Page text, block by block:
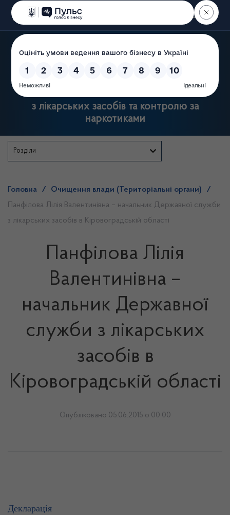
Пошук
Державна служба України
з лікарських засобів та контролю за
наркотиками
Розділи
Головна / Очищення влади (Територіальні органи)
/
Панфілова Лілія Валентинівна – начальник Державної служби
з лікарських засобів в Кіровоградській області
Панфілова Лілія
Валентинівна –
начальник Державної
служби з лікарських
засобів в
Кіровоградській області
Опубліковано 05.06.2015 о 00:00
Декларація